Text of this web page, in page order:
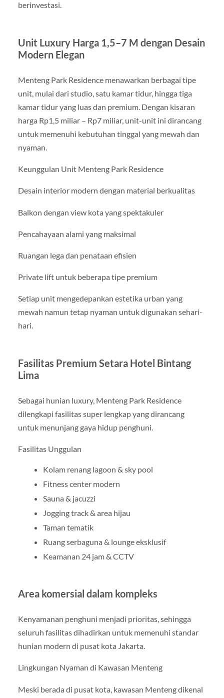
berinvestasi.
Unit Luxury Harga 1,5–7 M dengan Desain
Modern Elegan
Menteng Park Residence menawarkan berbagai tipe
unit, mulai dari studio, satu kamar tidur, hingga tiga
kamar tidur yang luas dan premium. Dengan kisaran
harga Rp1,5 miliar – Rp7 miliar, unit-unit ini dirancang
untuk memenuhi kebutuhan tinggal yang mewah dan
nyaman.
Keunggulan Unit Menteng Park Residence
Desain interior modern dengan material berkualitas
Balkon dengan view kota yang spektakuler
Pencahayaan alami yang maksimal
Ruangan lega dan penataan efisien
Private lift untuk beberapa tipe premium
Setiap unit mengedepankan estetika urban yang
mewah namun tetap nyaman untuk digunakan sehari-
hari.
Fasilitas Premium Setara Hotel Bintang
Lima
Sebagai hunian luxury, Menteng Park Residence
dilengkapi fasilitas super lengkap yang dirancang
untuk menunjang gaya hidup penghuni.
Fasilitas Unggulan
Kolam renang lagoon & sky pool
Fitness center modern
Sauna & jacuzzi
Jogging track & area hijau
Taman tematik
Ruang serbaguna & lounge eksklusif
Keamanan 24 jam & CCTV
Area komersial dalam kompleks
Kenyamanan penghuni menjadi prioritas, sehingga
seluruh fasilitas dihadirkan untuk memenuhi standar
hunian modern di pusat kota Jakarta.
Lingkungan Nyaman di Kawasan Menteng
Meski berada di pusat kota, kawasan Menteng dikenal